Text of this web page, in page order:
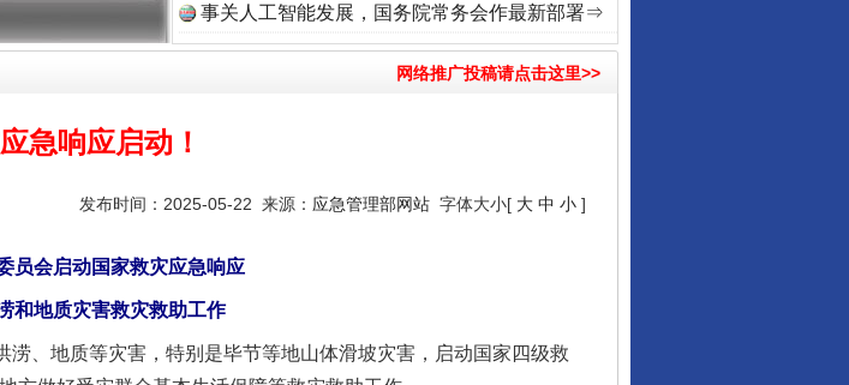
事关人工智能发展，国务院常务会作最新部署⇒
网络推广投稿请点击这里>>
急响应启动！
发布时间：2025-05-22 来源： 应急管理部网站 字体大小[ 大 中 小 ]
员会启动国家救灾应急响应
和地质灾害救灾救助工作
、地质等灾害，特别是毕节等地山体滑坡灾害，启动国家四级救
军营 权益有保障